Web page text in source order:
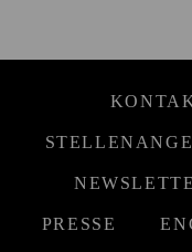
PRESSE